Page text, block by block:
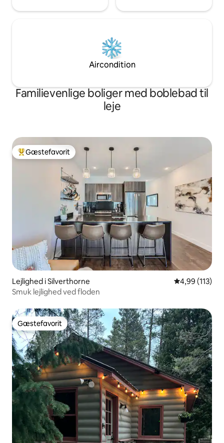
Aircondition
Familievenlige boliger med boblebad til
leje
Bedste gæstefavorit
Gæstefavorit
Lejlighed i Silverthorne 4,99 ud af 5 i
4,99 (113)
Smuk lejlighed ved floden
Gæstefavorit
Gæstefavorit